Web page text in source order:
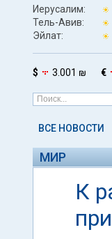
Иерусалим:
Тель-Авив:
Эйлат:
$ 3.001 ₪ €
ВСЕ НОВОСТИ
МИР
К